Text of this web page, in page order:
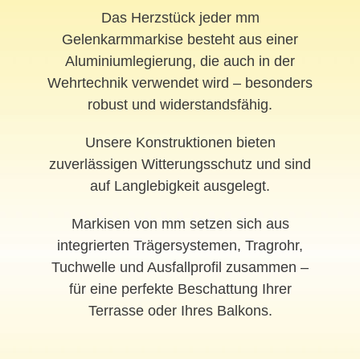
Das Herzstück jeder mm
Gelenkarmmarkise besteht aus einer
Aluminiumlegierung, die auch in der
Wehrtechnik verwendet wird – besonders
robust und widerstandsfähig.
Unsere Konstruktionen bieten
zuverlässigen Witterungsschutz und sind
auf Langlebigkeit ausgelegt.
Markisen von mm setzen sich aus
integrierten Trägersystemen, Tragrohr,
Tuchwelle und Ausfallprofil zusammen –
für eine perfekte Beschattung Ihrer
Terrasse oder Ihres Balkons.